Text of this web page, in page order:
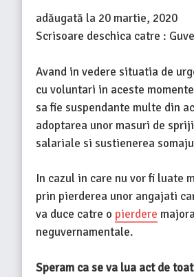
adăugată la 20 martie, 2020
Scrisoare deschica catre :
Avand in vedere situatia de
cu voluntari in aceste
sa fie suspendante multe din
adoptarea unor masuri de
salariale si sustienerea
In cazul in care nu vor fi luate
prin pierderea unor angajati
va duce catre o pierdere
neguvernamentale.
Speram ca se va lua act de